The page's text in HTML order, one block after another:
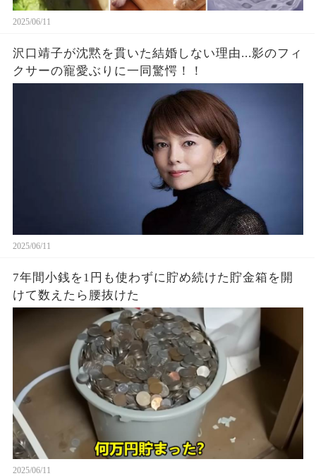
2025/06/11
沢口靖子が沈黙を貫いた結婚しない理由...影のフィ
クサーの寵愛ぶりに一同驚愕！！
2025/06/11
7年間小銭を1円も使わずに貯め続けた貯金箱を開
けて数えたら腰抜けた
2025/06/11